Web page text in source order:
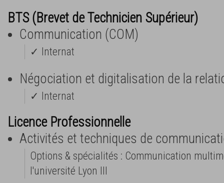
BTS (Brevet de Technicien Supérieur)
Communication (COM)
✓ Internat
Négociation et digitalisation de la
✓ Internat
Licence Professionnelle
Activités et techniques de
Options & spécialités : Communication
l'université Lyon III